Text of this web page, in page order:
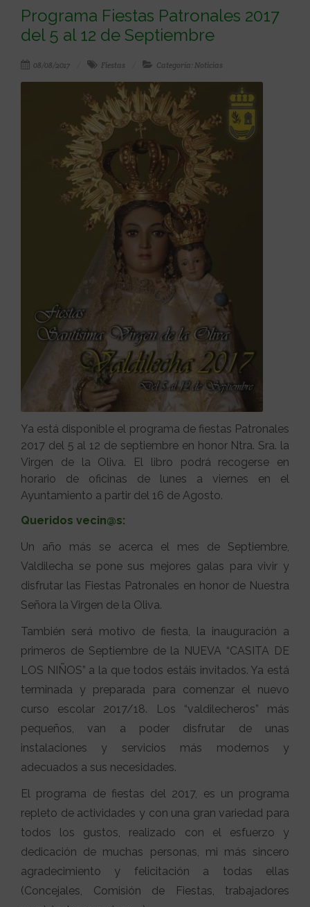
Programa Fiestas Patronales 2017
del 5 al 12 de Septiembre
08/08/2017 Fiestas Categoría: Noticias
Ya está disponible el programa de fiestas Patronales
2017 del 5 al 12 de septiembre en honor Ntra. Sra. la
Virgen de la Oliva. El libro podrá recogerse en
horario de oficinas de lunes a viernes en el
Ayuntamiento a partir del 16 de Agosto.
Queridos vecin@s:
Un año más se acerca el mes de Septiembre,
Valdilecha se pone sus mejores galas para vivir y
disfrutar las Fiestas Patronales en honor de Nuestra
Señora la Virgen de la Oliva.
También será motivo de fiesta, la inauguración a
primeros de Septiembre de la NUEVA “CASITA DE
LOS NIÑOS” a la que todos estáis invitados. Ya está
terminada y preparada para comenzar el nuevo
curso escolar 2017/18. Los “valdilecheros” más
pequeños, van a poder disfrutar de unas
instalaciones y servicios más modernos y
adecuados a sus necesidades.
El programa de fiestas del 2017, es un programa
repleto de actividades y con una gran variedad para
todos los gustos, realizado con el esfuerzo y
dedicación de muchas personas, mi más sincero
agradecimiento y felicitación a todas ellas
(Concejales, Comisión de Fiestas, trabajadores